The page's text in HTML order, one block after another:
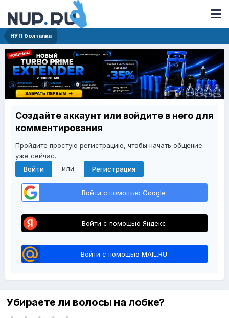
НУП болталка
Создайте аккаунт или войдите в него для
комментирования
Пройдите простую регистрацию, чтобы начать общение
уже сейчас.
Войти
или Регистрация
Войти с помощью Google
Войти с помощью Яндекс
Войти с помощью MAIL.RU
Убираете ли волосы на лобке?